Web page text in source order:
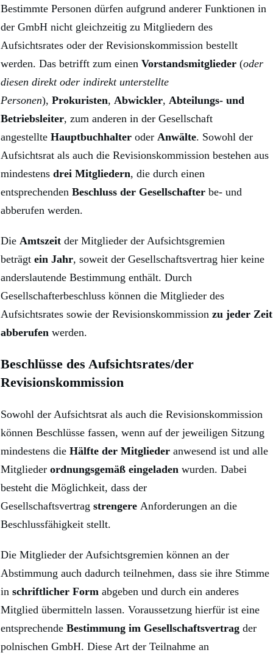
Bestimmte Personen dürfen aufgrund anderer Funktionen in
der GmbH nicht gleichzeitig zu Mitgliedern des
Aufsichtsrates oder der Revisionskommission bestellt
werden. Das betrifft zum einen Vorstandsmitglieder (oder
diesen direkt oder indirekt unterstellte
Personen), Prokuristen, Abwickler, Abteilungs- und
Betriebsleiter, zum anderen in der Gesellschaft
angestellte Hauptbuchhalter oder Anwälte. Sowohl der
Aufsichtsrat als auch die Revisionskommission bestehen aus
mindestens drei Mitgliedern, die durch einen
entsprechenden Beschluss der Gesellschafter be- und
abberufen werden.
Die Amtszeit der Mitglieder der Aufsichtsgremien
beträgt ein Jahr, soweit der Gesellschaftsvertrag hier keine
anderslautende Bestimmung enthält. Durch
Gesellschafterbeschluss können die Mitglieder des
Aufsichtsrates sowie der Revisionskommission zu jeder Zeit
abberufen werden.
Beschlüsse des Aufsichtsrates/der
Revisionskommission
Sowohl der Aufsichtsrat als auch die Revisionskommission
können Beschlüsse fassen, wenn auf der jeweiligen Sitzung
mindestens die Hälfte der Mitglieder anwesend ist und alle
Mitglieder ordnungsgemäß eingeladen wurden. Dabei
besteht die Möglichkeit, dass der
Gesellschaftsvertrag strengere Anforderungen an die
Beschlussfähigkeit stellt.
Die Mitglieder der Aufsichtsgremien können an der
Abstimmung auch dadurch teilnehmen, dass sie ihre Stimme
in schriftlicher Form abgeben und durch ein anderes
Mitglied übermitteln lassen. Voraussetzung hierfür ist eine
entsprechende Bestimmung im Gesellschaftsvertrag der
polnischen GmbH. Diese Art der Teilnahme an